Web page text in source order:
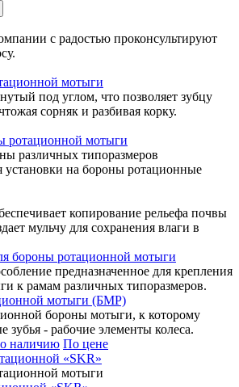
с радостью проконсультируют
мотыги
под углом, что позволяет зубцу
сорняк и разбивая корку.
ротационной мотыги
различных типоразмеров
установки на бороны ротационные
копирование рельефа почвы
мульчу для сохранения влаги в
бороны ротационной мотыги
предназначенное для крепления
к рамам различных типоразмеров.
мотыги (БМР)
бороны мотыги, к которому
зубья - рабочие элементы колеса.
наличию По цене
мотыги